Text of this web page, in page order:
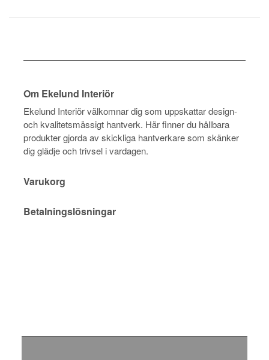
Om Ekelund Interiör
Ekelund Interiör välkomnar dig som uppskattar design-
och kvalitetsmässigt hantverk. Här finner du hållbara
produkter gjorda av skickliga hantverkare som skänker
dig glädje och trivsel i vardagen.
Varukorg
Betalningslösningar